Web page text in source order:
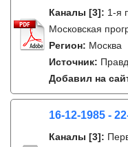
Каналы [3]: 1-я
Московская
Регион: Москва
Источник:
Добавил на
16-12-1985 -
Каналы [3]: